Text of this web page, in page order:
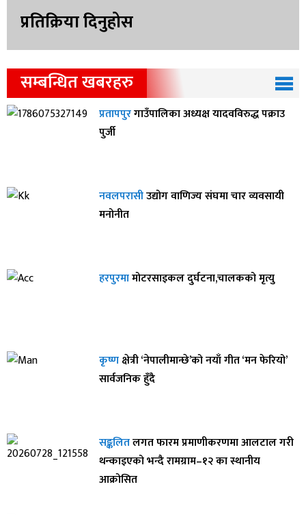
प्रतिक्रिया दिनुहोस
सम्बन्धित खबरहरु
प्रतापपुरगाउँपालिका अध्यक्ष यादवविरुद्ध पक्राउ
पुर्जी
नवलपरासीउद्योग वाणिज्य संघमा चार व्यवसायी
मनोनीत
हरपुरमामोटरसाइकल दुर्घटना,चालकको मृत्यु
कृष्णक्षेत्री ‘नेपालीमान्छे’को नयाँ गीत ‘मन फेरियो’
सार्वजनिक हुँदै
सङ्कलितलगत फारम प्रमाणीकरणमा आलटाल गरी
थन्काइएको भन्दै रामग्राम–१२ का स्थानीय
आक्रोसित